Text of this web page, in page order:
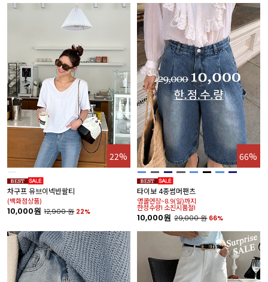
22%
차구프 유브이넥반팔티
(백화점상품)
10,000원 12,900원 22%
66%
타이보 4종썸머팬츠
앵콜연장~8.9(일)까지
한정수량! 소진시품절!
10,000원 29,000원 66%